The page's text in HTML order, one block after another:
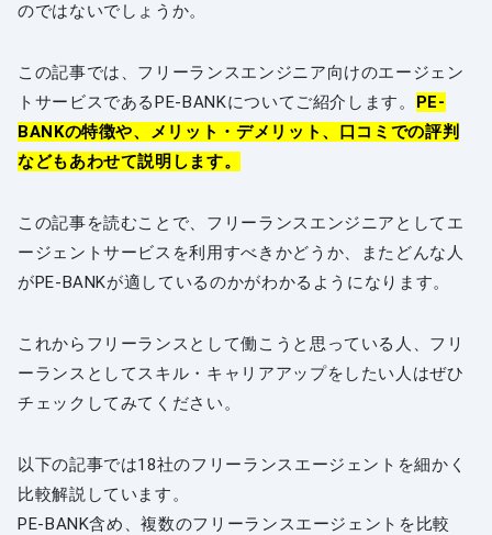
のではないでしょうか。
この記事では、フリーランスエンジニア向けのエージェン
トサービスであるPE-BANKについてご紹介します。 PE-
BANKの特徴や、メリット・デメリット、口コミでの評判
などもあわせて説明します。
この記事を読むことで、フリーランスエンジニアとしてエ
ージェントサービスを利用すべきかどうか、またどんな人
がPE-BANKが適しているのかがわかるようになります。
これからフリーランスとして働こうと思っている人、フリ
ーランスとしてスキル・キャリアアップをしたい人はぜひ
チェックしてみてください。
以下の記事では18社のフリーランスエージェントを細かく
比較解説しています。
PE-BANK含め、複数のフリーランスエージェントを比較